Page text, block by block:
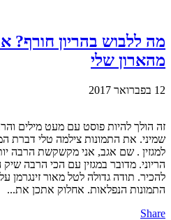
מה ללבוש בהריון חורף?
מהארון שלי
12 בפברואר 2017
זה הולך להיות פוסט עם מעט מילים
שמיני. את התמונות צילמה טלי דברת
למגזין . שם אגב, אני מקשקשת הרבה
הריוני. מדובר במגזין עם הכי הרבה שיק
להכיר. תודה גדולה לטל מאור זינגרמן
התמונות הנפלאות. אחלוק אתכן את...
Share